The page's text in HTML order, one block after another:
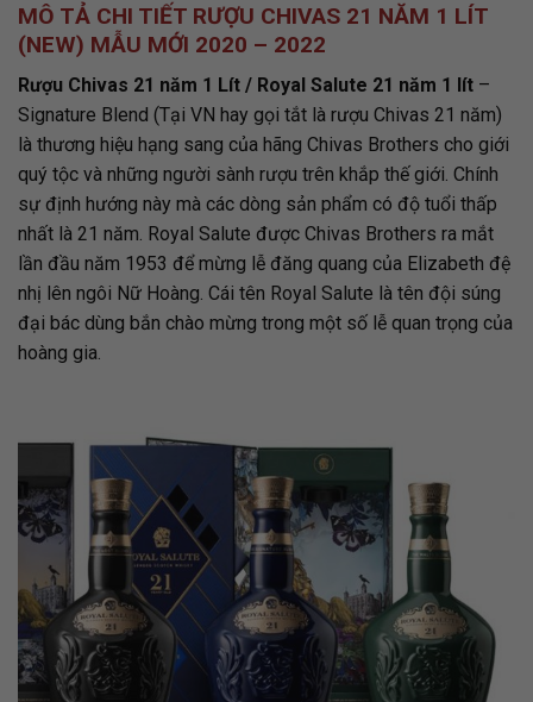
MÔ TẢ CHI TIẾT RƯỢU CHIVAS 21 NĂM 1 LÍT
(NEW) MẪU MỚI 2020 – 2022
Rượu Chivas 21 năm 1 Lít / Royal Salute 21 năm 1 lít –
Signature Blend (Tại VN hay gọi tắt là rượu Chivas 21 năm)
là thương hiệu hạng sang của hãng Chivas Brothers cho giới
quý tộc và những người sành rượu trên khắp thế giới. Chính
sự định hướng này mà các dòng sản phẩm có độ tuổi thấp
nhất là 21 năm. Royal Salute được Chivas Brothers ra mắt
lần đầu năm 1953 để mừng lễ đăng quang của Elizabeth đệ
nhị lên ngôi Nữ Hoàng. Cái tên Royal Salute là tên đội súng
đại bác dùng bắn chào mừng trong một số lễ quan trọng của
hoàng gia.